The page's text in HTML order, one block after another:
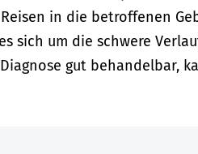
in die betroffenen
sich um die schwere
gut behandelbar,